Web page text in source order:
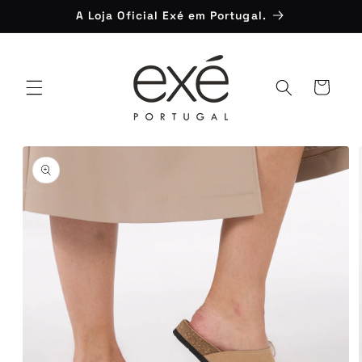
conteúdo
A Loja Oficial Exé em Portugal.
Carrinho
informação
do produto